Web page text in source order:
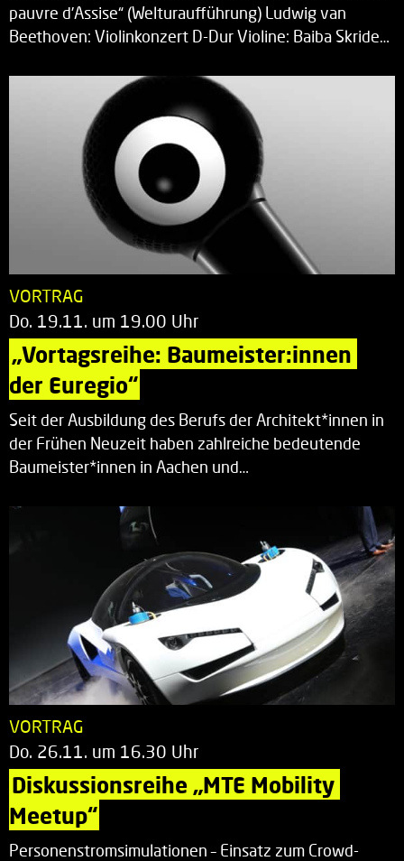
pauvre d’Assise“ (Welturaufführung) Ludwig van
Beethoven: Violinkonzert D-Dur Violine: Baiba Skride…
VORTRAG
Do. 19.11. um 19.00 Uhr
„Vortagsreihe: Baumeister:innen
der Euregio“
Seit der Ausbildung des Berufs der Architekt*innen in
der Frühen Neuzeit haben zahlreiche bedeutende
Baumeister*innen in Aachen und…
VORTRAG
Do. 26.11. um 16.30 Uhr
Diskussionsreihe „MTE Mobility
Meetup“
Personenstromsimulationen – Einsatz zum Crowd-